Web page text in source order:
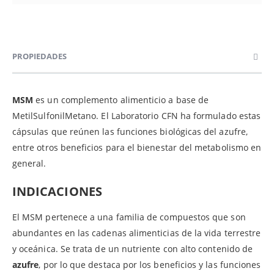
PROPIEDADES
MSMes un complemento alimenticio a base de
MetilSulfonilMetano. El Laboratorio CFN ha formulado estas
cápsulas que reúnen las funciones biológicas del azufre,
entre otros beneficios para el bienestar del metabolismo en
general.
INDICACIONES
El MSM pertenece a una familia de compuestos que son
abundantes en las cadenas alimenticias de la vida terrestre
y oceánica. Se trata de un nutriente con alto contenido de
azufre, por lo que destaca por los beneficios y las funciones